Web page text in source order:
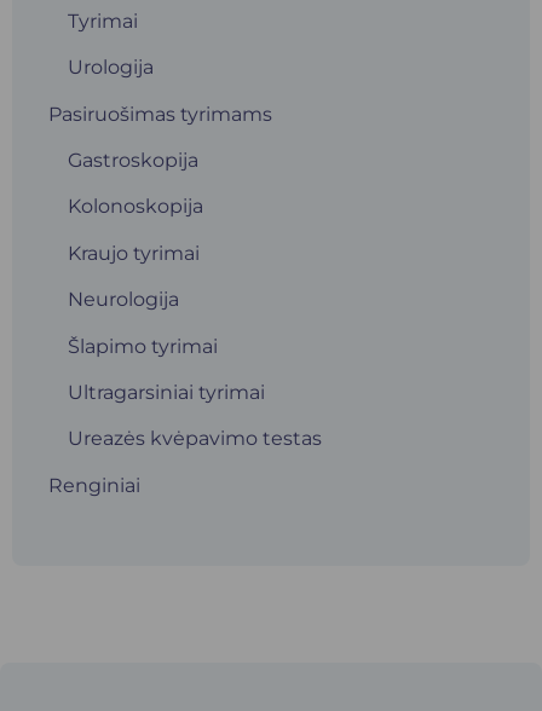
Tyrimai
Urologija
Pasiruošimas tyrimams
Gastroskopija
Kolonoskopija
Kraujo tyrimai
Neurologija
Šlapimo tyrimai
Ultragarsiniai tyrimai
Ureazės kvėpavimo testas
Renginiai